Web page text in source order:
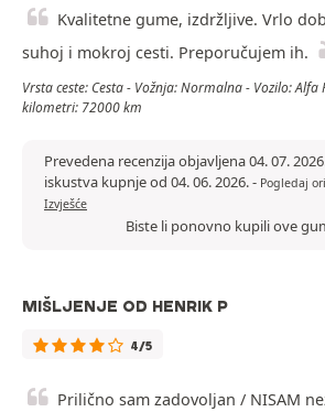
Kvalitetne gume, izdržljive. Vrlo
suhoj i mokroj cesti. Preporučujem ih.
Vrsta ceste: Cesta - Vožnja: Normalna - Vozilo:
kilometri: 72000 km
Prevedena recenzija objavljena 04. 07.
iskustva kupnje od 04. 06. 2026.- Pogledaj
Izvješće
Biste li ponovno kupili ove
MIŠLJENJE OD HENRIK P
4/5
Prilično sam zadovoljan / NISAM